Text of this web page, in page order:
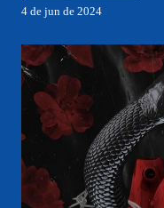
4 de jun de 2024